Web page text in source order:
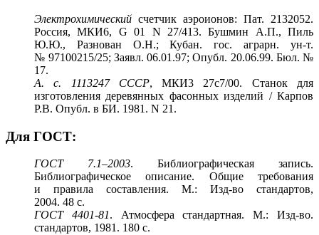
Электрохимический счетчик аэроионов: Пат. 2132052.
Россия, МКИ6, G 01 N 27/413. Бушмин А.П., Пиль
Ю.Ю., Разнован О.Н.; Кубан. гос. аграрн. ун-т.
№ 97100215/25; Заявл. 06.01.97; Опубл. 20.06.99. Бюл. №
17.
А. с. 1113247 СССР, МКИ3 27с7/00. Станок для
изготовления деревянных фасонных изделий / Карпов
Р.В. Опубл. в БИ. 1981. N 21.
Для ГОСТ:
ГОСТ 7.1–2003. Библиографическая запись.
Библиографическое описание. Общие требования
и правила составления. М.: Изд-во стандартов,
2004. 48 с.
ГОСТ 4401-81. Атмосфера стандартная. М.: Изд-во.
стандартов, 1981. 180 с.